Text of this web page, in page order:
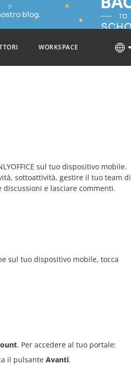
blog.
WORKSPACE
sul tuo dispositivo mobile.
sottoattività, gestire il tuo team di
e lasciare commenti.
sul tuo dispositivo mobile, tocca
. Per accedere al tuo portale:
il pulsante Avanti.